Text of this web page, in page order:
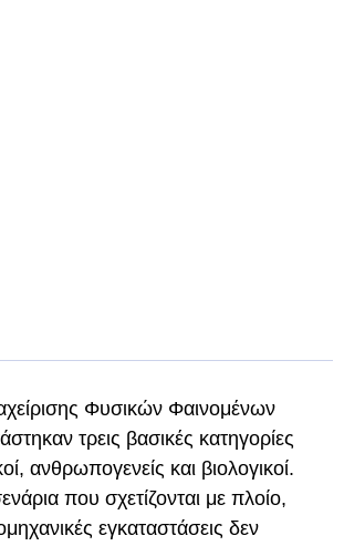
Φυσικών Φαινομένων
τρεις βασικές κατηγορίες
ανθρωπογενείς και βιολογικοί.
που σχετίζονται με πλοίο,
εγκαταστάσεις δεν